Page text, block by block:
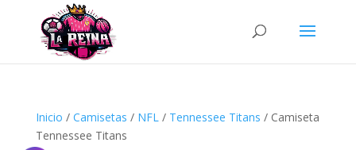
Búsqueda
productos
Inicio / Camisetas / NFL/ Tennessee Titans / Camiseta
Tennessee Titans